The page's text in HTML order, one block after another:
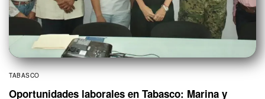
TABASCO
Oportunidades laborales en Tabasco: Marina y